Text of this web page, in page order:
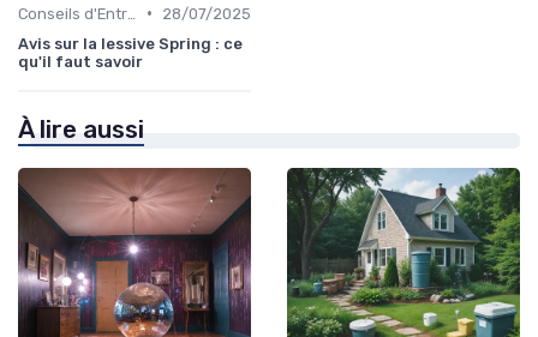
•
28/07/2025
Avis sur la lessive Spring : ce
qu'il faut savoir
À lire aussi